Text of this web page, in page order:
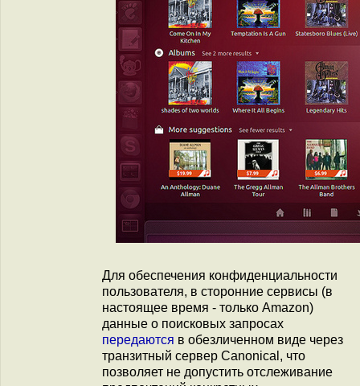
Для обеспечения конфиденциальности
пользователя, в сторонние сервисы (в
настоящее время - только Amazon)
данные о поисковых запросах
передаются в обезличенном виде через
транзитный сервер Canonical, что
позволяет не допустить отслеживание